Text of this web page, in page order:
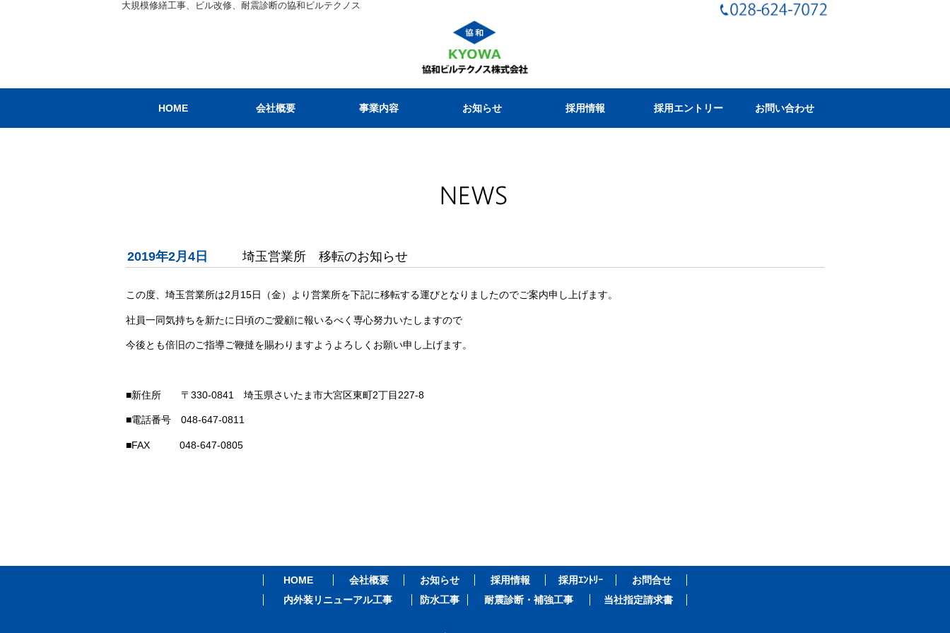
大規模修繕工事、ビル改修、耐震診断の協和ビルテクノス
HOME 会社概要 事業内容 お知らせ 採用情報 採用エントリー お問い合わせ
2019年2月4日 埼玉営業所 移転のお知らせ
この度、埼玉営業所は2月15日（金）より営業所を下記に移転する運びとなりましたのでご案内申し上げます。
社員一同気持ちを新たに日頃のご愛顧に報いるべく専心努力いたしますので
今後とも倍旧のご指導ご鞭撻を賜わりますようよろしくお願い申し上げます。
■新住所 〒330-0841 埼玉県さいたま市大宮区東町2丁目227-8
■電話番号 048-647-0811
■FAX 048-647-0805
HOME 会社概要 お知らせ 採用情報 採用ｴﾝﾄﾘｰ
お問合せ
内外装リニューアル工事
防水工事 耐震診断・補強工事 当社指定請求書